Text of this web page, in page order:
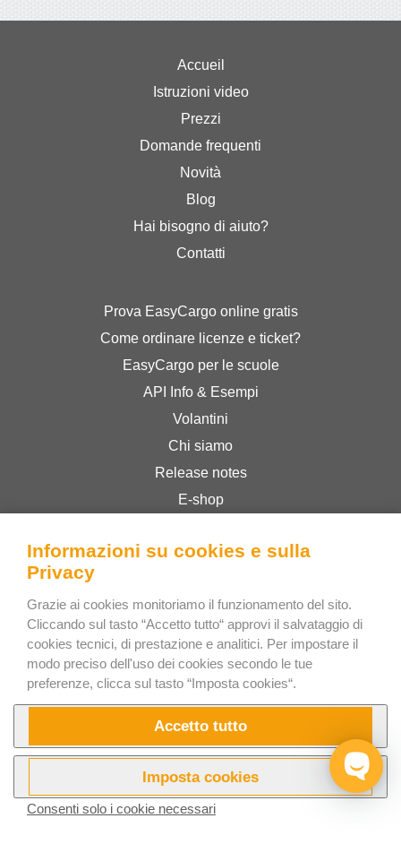
Accueil
Istruzioni video
Prezzi
Domande frequenti
Novità
Blog
Hai bisogno di aiuto?
Contatti
Prova EasyCargo online gratis
Come ordinare licenze e ticket?
EasyCargo per le scuole
API Info & Esempi
Volantini
Chi siamo
Release notes
E-shop
Privacy Policy
Bee Interactive s.r.o.
U Pekarky 484/1a
180 00 Prague 8 – Liben
Czech Republic
Scrivici su WhatsApp
Informazioni su cookies e sulla
Privacy
Grazie ai cookies monitoriamo il funzionamento del sito.
Cliccando sul tasto “Accetto tutto“ approvi il salvataggio di
cookies tecnici, di prestazione e analitici. Per impostare il
modo preciso dell'uso dei cookies secondo le tue
preferenze, clicca sul tasto “Imposta cookies“.
Accetto tutto
Imposta cookies
Consenti solo i cookie necessari